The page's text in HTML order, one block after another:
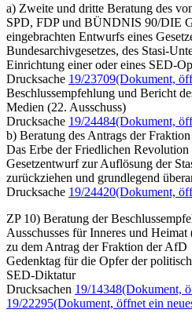
a) Zweite und dritte Beratung des
SPD, FDP und BÜNDNIS 90/DIE
eingebrachten Entwurfs eines
Bundesarchivgesetzes, des Stasi-
Einrichtung einer oder eines SED-
Drucksache 19/23709(Dokument,
Beschlussempfehlung und Bericht
Medien (22. Ausschuss)
Drucksache 19/24484(Dokument,
b) Beratung des Antrags der
Das Erbe der Friedlichen Revolution
Gesetzentwurf zur Auflösung der
zurückziehen und grundlegend
Drucksache 19/24420(Dokument,
ZP 10) Beratung der
Ausschusses für Inneres und Heimat
zu dem Antrag der Fraktion der AfD
Gedenktag für die Opfer der
SED-Diktatur
Drucksachen 19/14348(Dokument,
19/22295(Dokument, öffnet ein